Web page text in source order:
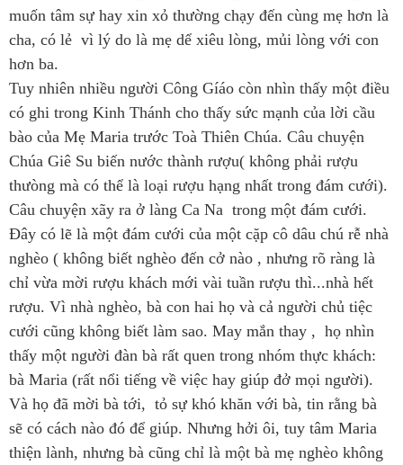
muốn tâm sự hay xin xỏ thường chạy đến cùng mẹ hơn là
cha, có lẻ vì lý do là mẹ dể xiêu lòng, mủi lòng với con
hơn ba.
Tuy nhiên nhiều người Công Gíáo còn nhìn thấy một điều
có ghi trong Kinh Thánh cho thấy sức mạnh của lời cầu
bào của Mẹ Maria trước Toà Thiên Chúa. Câu chuyện
Chúa Giê Su biến nước thành rượu( không phải rượu
thưòng mà có thể là loại rượu hạng nhất trong đám cưới).
Câu chuyện xãy ra ở làng Ca Na trong một đám cưới.
Đây có lẽ là một đám cưới của một cặp cô dâu chú rễ nhà
nghèo ( không biết nghèo đến cở nào , nhưng rõ ràng là
chỉ vừa mời rượu khách mới vài tuần rượu thì...nhà hết
rượu. Vì nhà nghèo, bà con hai họ và cả người chủ tiệc
cưới cũng không biết làm sao. May mắn thay , họ nhìn
thấy một người đàn bà rất quen trong nhóm thực khách:
bà Maria (rất nổi tiếng về việc hay giúp đở mọi người).
Và họ đã mời bà tới, tỏ sự khó khăn với bà, tin rằng bà
sẽ có cách nào đó để giúp. Nhưng hởi ôi, tuy tâm Maria
thiện lành, nhưng bà cũng chỉ là một bà mẹ nghèo không